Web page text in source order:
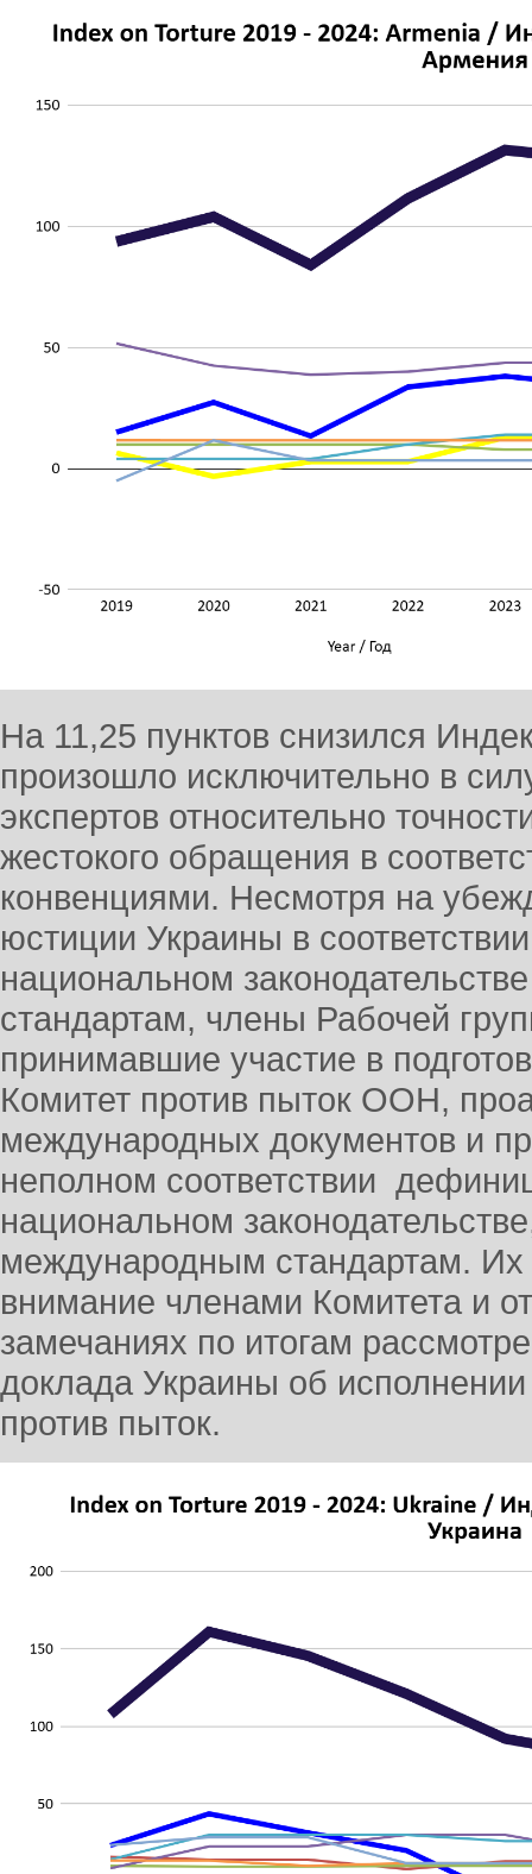
На 11,25 пунктов снизился
произошло исключительно в
экспертов относительно
жестокого обращения в
конвенциями. Несмотря на
юстиции Украины в
национальном
стандартам, члены Рабочей
принимавшие участие в
Комитет против пыток ООН,
международных документов и
неполном соответствии
национальном
международным стандартам.
внимание членами Комитета и
замечаниях по итогам
доклада Украины об
против пыток.